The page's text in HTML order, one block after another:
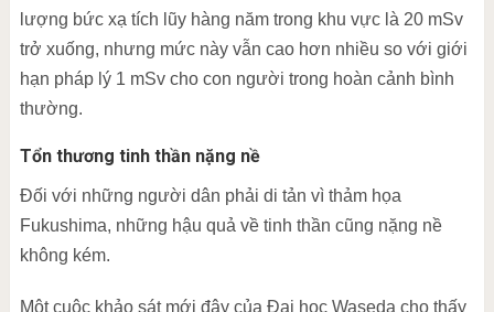
lượng bức xạ tích lũy hàng năm trong khu vực là 20 mSv
trở xuống, nhưng mức này vẫn cao hơn nhiều so với giới
hạn pháp lý 1 mSv cho con người trong hoàn cảnh bình
thường.
Tổn thương tinh thần nặng nề
Đối với những người dân phải di tản vì thảm họa
Fukushima, những hậu quả về tinh thần cũng nặng nề
không kém.
Một cuộc khảo sát mới đây của Đại học Waseda cho thấy